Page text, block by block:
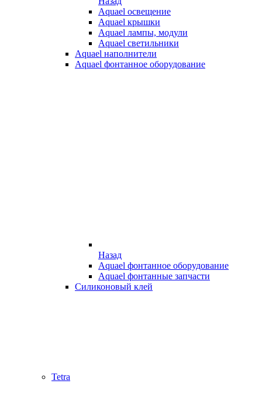
Aquael освещение
Aquael крышки
Aquael лампы, модули
Aquael светильники
Aquael наполнители
Aquael фонтанное оборудование
Назад
Aquael фонтанное оборудование
Aquael фонтанные запчасти
Силиконовый клей
Tetra